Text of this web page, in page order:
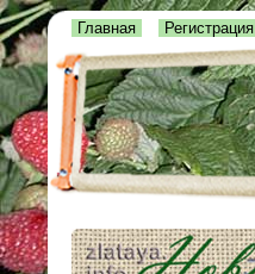
Главная Регистрация